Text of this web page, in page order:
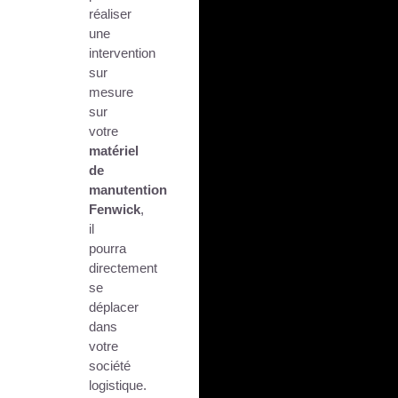
réaliser
une
intervention
sur
mesure
sur
votre
matériel
de
manutention
Fenwick,
il
pourra
directement
se
déplacer
dans
votre
société
logistique.